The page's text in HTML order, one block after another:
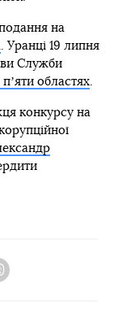
на
. Уранці 19 липня
Служби
областях.
конкурсу на